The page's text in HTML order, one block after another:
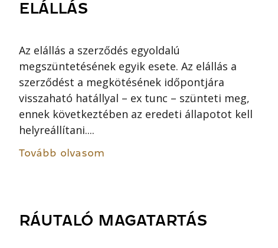
ELÁLLÁS
Az elállás a szerződés egyoldalú
megszüntetésének egyik esete. Az elállás a
szerződést a megkötésének időpontjára
visszaható hatállyal – ex tunc – szünteti meg,
ennek következtében az eredeti állapotot kell
helyreállítani....
Tovább olvasom
RÁUTALÓ MAGATARTÁS